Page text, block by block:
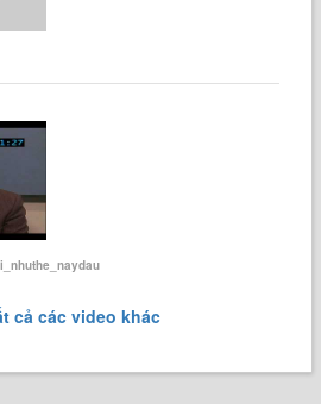
cả các video khác